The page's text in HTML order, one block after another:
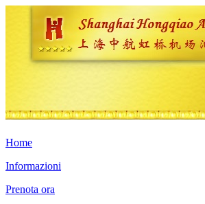
Home
Informazioni
Prenota ora